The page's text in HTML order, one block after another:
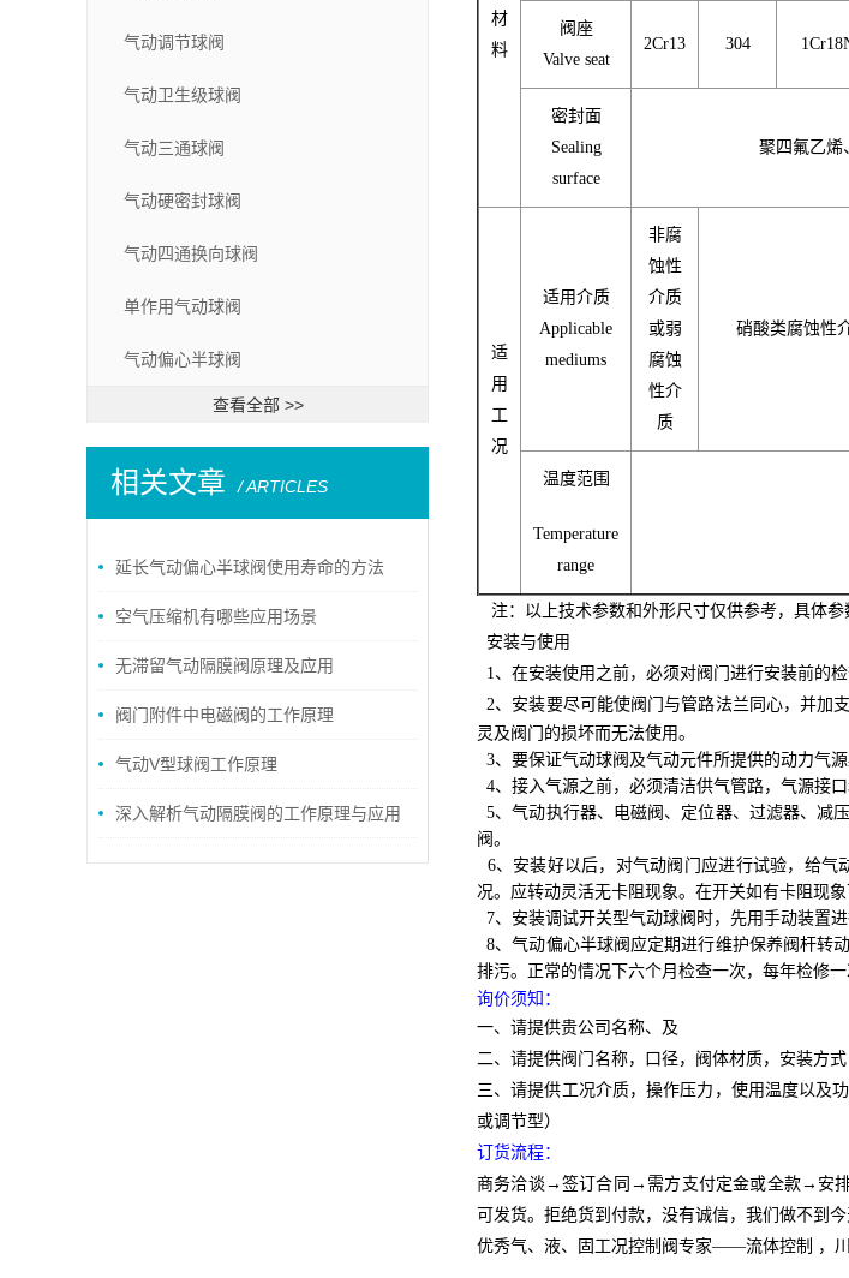
气动调节球阀
气动卫生级球阀
气动三通球阀
气动硬密封球阀
气动四通换向球阀
单作用气动球阀
气动偏心半球阀
查看全部 >>
相关文章 / ARTICLES
延长气动偏心半球阀使用寿命的方法
空气压缩机有哪些应用场景
无滞留气动隔膜阀原理及应用
阀门附件中电磁阀的工作原理
气动V型球阀工作原理
深入解析气动隔膜阀的工作原理与应用
材
料
阀座
Valve seat
2Cr13 304
密封面
Sealing
surface
聚四氟乙烯
适
用
工
况
适用介质
Applicable
mediums
非腐
蚀性
介质
或弱
腐蚀
性介
质
硝酸类腐蚀性
温度范围
Temperature
range
注：以上技术参数和外形尺寸仅供参考，具体
安装与使用
1、在安装使用之前，必须对阀门进行安装前的
2、 安装要尽可能使阀门与管路法兰同心，并加
灵及阀门的损坏而无法使用。
3、 要保证气动球阀及气动元件所提供的动力气
4、 接入气源之前，必须清洁供气管路，气源接
5、气动执行器、电磁阀、定位器、过滤器、减
阀。
6、 安装好以后，对气动阀门应进行试验，给气
况。应转动灵活无卡阻现象。在开关如有卡阻现
7、 安装调试开关型气动球阀时，先用手动装置
8、气动偏心半球阀应定期进行维护保养阀杆转
排污。正常的情况下六个月检查一次，每年检修一
询价须知：
一、请提供贵公司名称、及
二、请提供阀门名称，口径，阀体材质，安装方式
三、请提供工况介质，操作压力，使用温度以及
或调节型）
订货流程：
商务洽谈→签订合同→需方支付定金或全款→安
可发货。拒绝货到付款，没有诚信，我们做不到今
优秀气、液、固工况控制阀专家——流体控制 ，